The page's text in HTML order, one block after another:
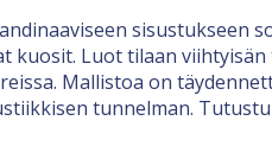
sisustukseen
Luot tilaan
Mallistoa on
tunnelman.